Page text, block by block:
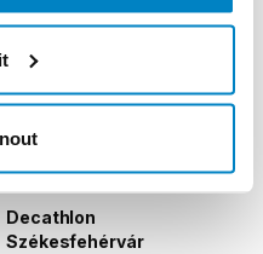
Decathlon
Székesfehérvár